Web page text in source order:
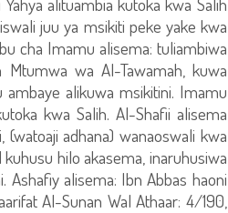
juu ya msikiti peke yake kwa
cha Imamu alisema: tuliambiwa
wa Al-Tawamah, kuwa
alikuwa msikitini. Imamu
kwa Salih. Al-Shafii alisema
(watoaji adhana) wanaoswali kwa
hilo akasema, inaruhusiwa
Ashafiy alisema: Ibn Abbas haoni
Al-Sunan Wal Athaar: 4/190,